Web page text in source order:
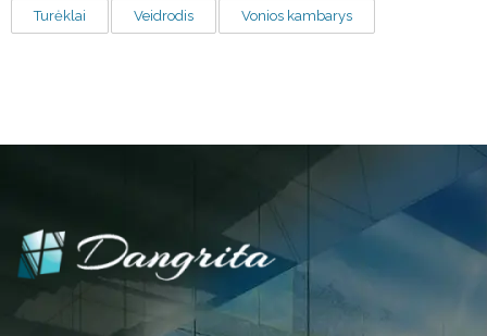
Turėklai Veidrodis Vonios kambarys